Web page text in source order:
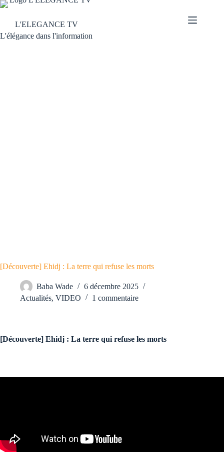
L'ELEGANCE TV
L'élégance dans l'information
[Découverte] Ehidj : La terre qui refuse les morts
Baba Wade
6 décembre 2025
Actualités, VIDEO 1 commentaire
[Découverte] Ehidj : La terre qui refuse les morts